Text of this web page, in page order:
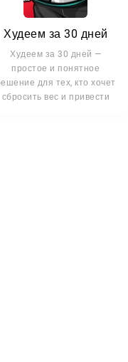
Худеем за 30 дней
Худеем за 30 дней —
простое и понятное
для тех, кто хочет
сбросить вес и привести